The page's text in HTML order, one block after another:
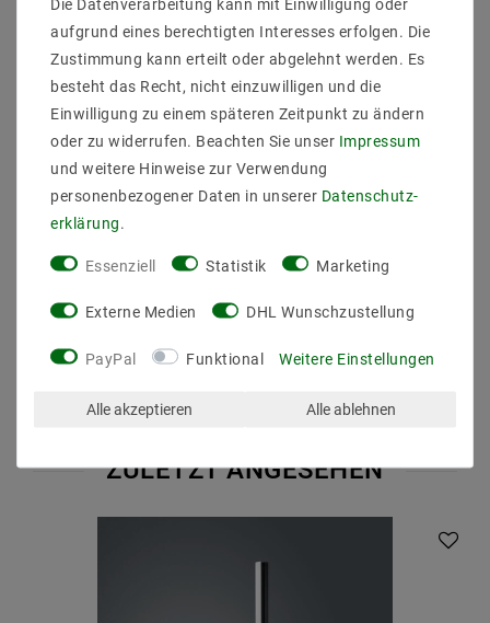
Schutzart: IP30
Laenge_mm:180
Breite_mm:240
Durchmesser_mm:
Einbaubreite_mm:
Einbauhoehe_tiefe_mm:
Einbaulaenge_mm:
Einbaudurchmesser_mm:
Gewicht:(KG) 5,8
Leistung: 31
ZULETZT ANGESEHEN
aufgrund eines berechtigten Interesses erfolgen. Die
Zustimmung kann erteilt oder abgelehnt werden. Es
besteht das Recht, nicht einzuwilligen und die
Einwilligung zu einem späteren Zeitpunkt zu ändern
oder zu widerrufen. Beachten Sie unser Impressum
und weitere Hinweise zur Verwendung
personenbezogener Daten in unserer Daten­schutz­
erklärung
Essenziell Statistik Marketing
Externe Medien DHL Wunschzustellung
PayPal Funktional Weitere Einstellungen
Alle akzeptieren Alle ablehnen